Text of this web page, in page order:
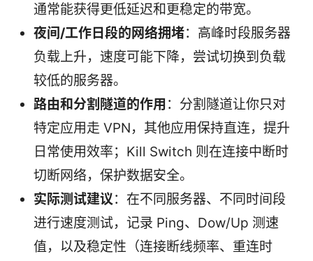
通常能获得更低延迟和更稳定的带宽。
夜间/工作日段的网络拥堵：高峰时段服务器
负载上升，速度可能下降，尝试切换到负载
较低的服务器。
路由和分割隧道的作用 ：分割隧道让你只对
特定应用走 VPN，其他应用保持直连，提升
日常使用效率；Kill Switch 则在连接中断时
切断网络，保护数据安全。
实际测试建议：在不同服务器、不同时间段
进行速度测试，记录 Ping、Dow/Up 测速
值，以及稳定性（连接断线频率、重连时